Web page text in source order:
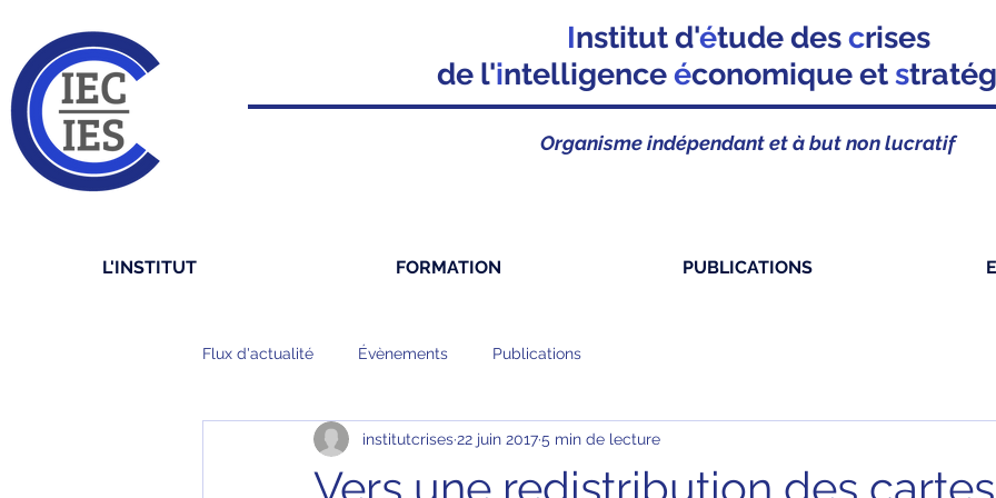
Institut d'étude descrises
de l'intelligenceéconomique ets
Organisme indépendant et à but non lucratif
L'INSTITUT FORMATION PUBLICATIONS
Flux d'actualité Évènements Publications
Vers une redistribution des
institutcrises22 juin 20175 min de lecture